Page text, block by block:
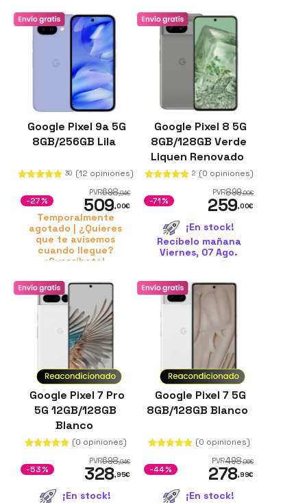
Google Pixel 9a 5G
8GB/256GB Lila
30 (12 opiniones)
PVR698,94€
509,00€
-27%
Temporalmente
agotado | ¿Quieres
que te avisemos
cuando llegue?
¡Suscríbete!
Google Pixel 8 5G
8GB/128GB Verde
Liquen Renovado
2 (0 opiniones)
PVR899,00€
259,00€
-71%
¡En stock!
Recíbelo mañana
Viernes, 07 Ago.
Google Pixel 7 Pro
5G 12GB/128GB
Blanco
(0 opiniones)
PVR698,94€
328,95€
-53%
¡En stock!
Google Pixel 7 5G
8GB/128GB Blanco
(0 opiniones)
PVR498,96€
278,99€
-44%
¡En stock!